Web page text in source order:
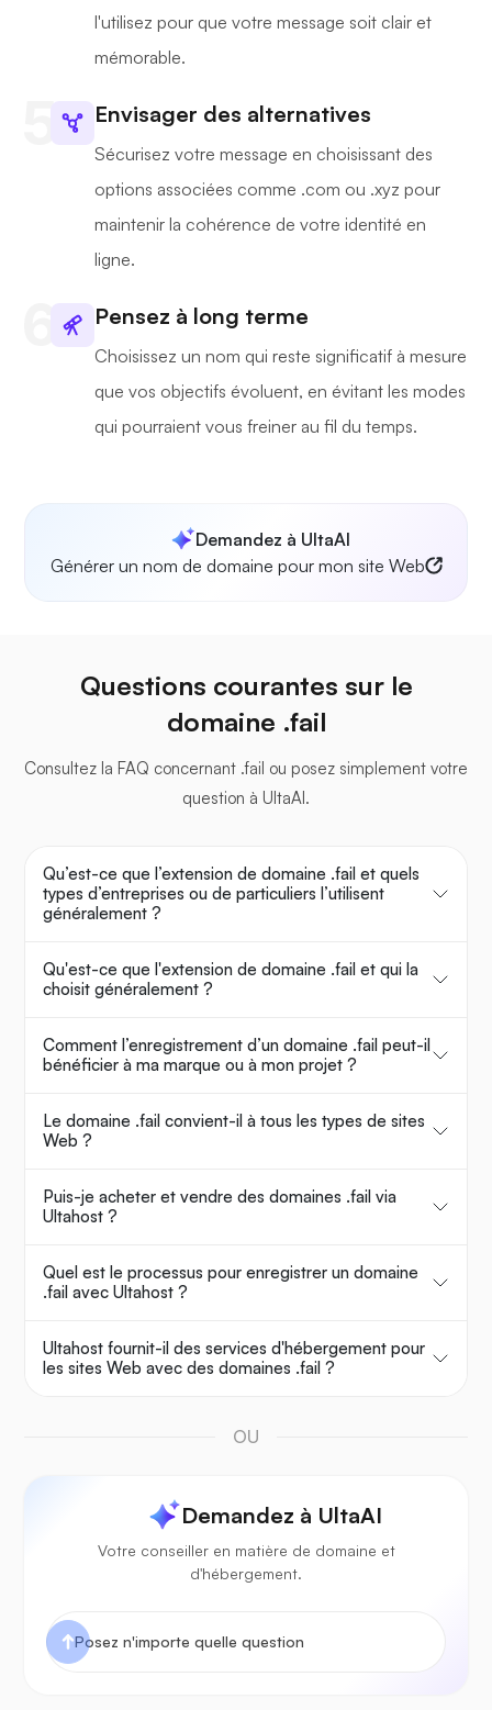
l'utilisez pour que votre message soit clair et
mémorable.
Envisager des alternatives
Sécurisez votre message en choisissant des
options associées comme .com ou .xyz pour
maintenir la cohérence de votre identité en
ligne.
Pensez à long terme
Choisissez un nom qui reste significatif à mesure
que vos objectifs évoluent, en évitant les modes
qui pourraient vous freiner au fil du temps.
Demandez à UltaAI
Générer un nom de domaine pour mon site Web
Questions courantes sur le
domaine .fail
Consultez la FAQ concernant .fail ou posez simplement votre
question à UltaAI.
Qu’est-ce que l’extension de domaine .fail et quels
types d’entreprises ou de particuliers l’utilisent
généralement ?
Qu'est-ce que l'extension de domaine .fail et qui la
choisit généralement ?
Comment l’enregistrement d’un domaine .fail peut-il
bénéficier à ma marque ou à mon projet ?
Le domaine .fail convient-il à tous les types de sites
Web ?
Puis-je acheter et vendre des domaines .fail via
Ultahost ?
Quel est le processus pour enregistrer un domaine
.fail avec Ultahost ?
Ultahost fournit-il des services d'hébergement pour
les sites Web avec des domaines .fail ?
OU
Demandez à UltaAI
Votre conseiller en matière de domaine et
d'hébergement.